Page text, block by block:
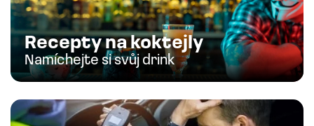
Tequila
Whisky
Cognac
Víno a
Exotic
Whip
THC-
Recepty na koktejly
Namíchejte si svůj drink